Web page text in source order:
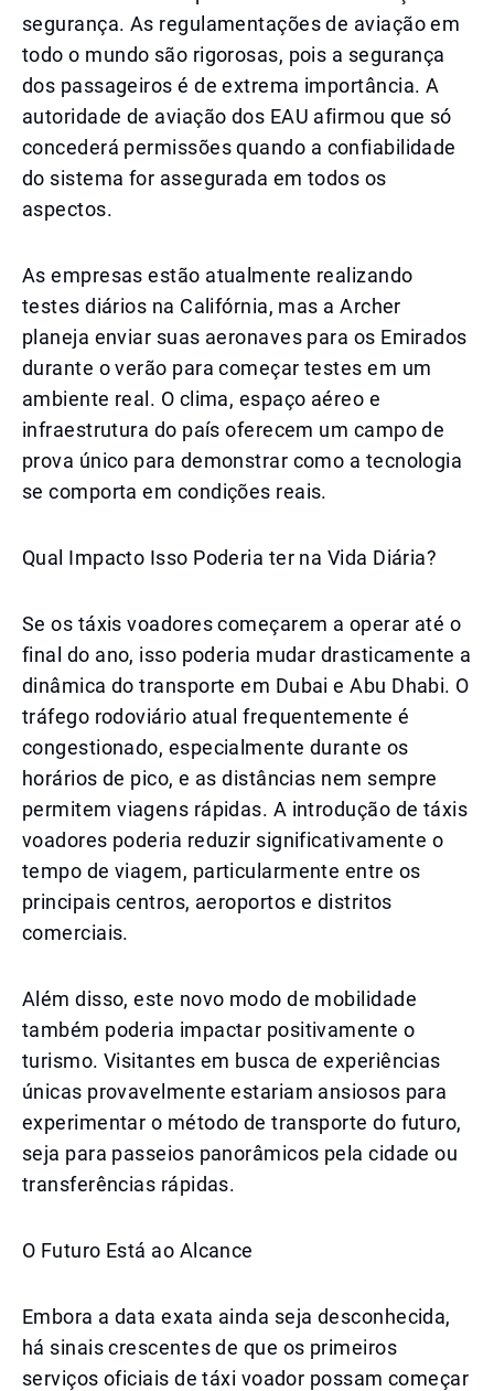
segurança. As regulamentações de aviação em
todo o mundo são rigorosas, pois a segurança
dos passageiros é de extrema importância. A
autoridade de aviação dos EAU afirmou que só
concederá permissões quando a confiabilidade
do sistema for assegurada em todos os
aspectos.
As empresas estão atualmente realizando
testes diários na Califórnia, mas a Archer
planeja enviar suas aeronaves para os Emirados
durante o verão para começar testes em um
ambiente real. O clima, espaço aéreo e
infraestrutura do país oferecem um campo de
prova único para demonstrar como a tecnologia
se comporta em condições reais.
Qual Impacto Isso Poderia ter na Vida Diária?
Se os táxis voadores começarem a operar até o
final do ano, isso poderia mudar drasticamente a
dinâmica do transporte em Dubai e Abu Dhabi. O
tráfego rodoviário atual frequentemente é
congestionado, especialmente durante os
horários de pico, e as distâncias nem sempre
permitem viagens rápidas. A introdução de táxis
voadores poderia reduzir significativamente o
tempo de viagem, particularmente entre os
principais centros, aeroportos e distritos
comerciais.
Além disso, este novo modo de mobilidade
também poderia impactar positivamente o
turismo. Visitantes em busca de experiências
únicas provavelmente estariam ansiosos para
experimentar o método de transporte do futuro,
seja para passeios panorâmicos pela cidade ou
transferências rápidas.
O Futuro Está ao Alcance
Embora a data exata ainda seja desconhecida,
há sinais crescentes de que os primeiros
serviços oficiais de táxi voador possam começar